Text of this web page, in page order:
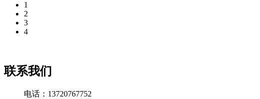
1
2
3
4
联系我们
电话：13720767752